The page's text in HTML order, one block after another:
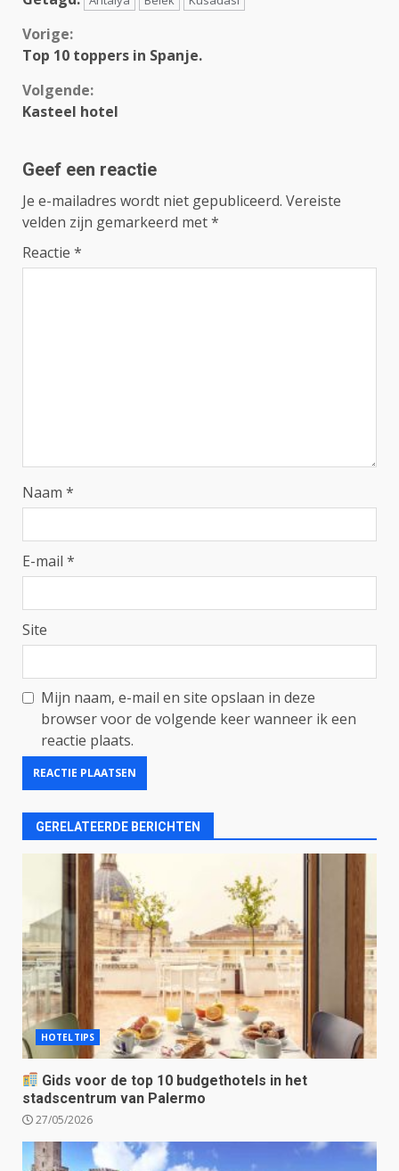
Continue
Reading
Vorige:
Top 10 toppers in Spanje.
Volgende:
Kasteel hotel
Geef een reactie
Je e-mailadres wordt niet gepubliceerd. Vereiste
velden zijn gemarkeerd met*
Reactie *
Naam *
E-mail *
Site
Mijn naam, e-mail en site opslaan in deze
browser voor de volgende keer wanneer ik een
reactie plaats.
GERELATEERDE BERICHTEN
HOTELTIPS
Gids voor de top 10 budgethotels in het
stadscentrum van Palermo
27/05/2026